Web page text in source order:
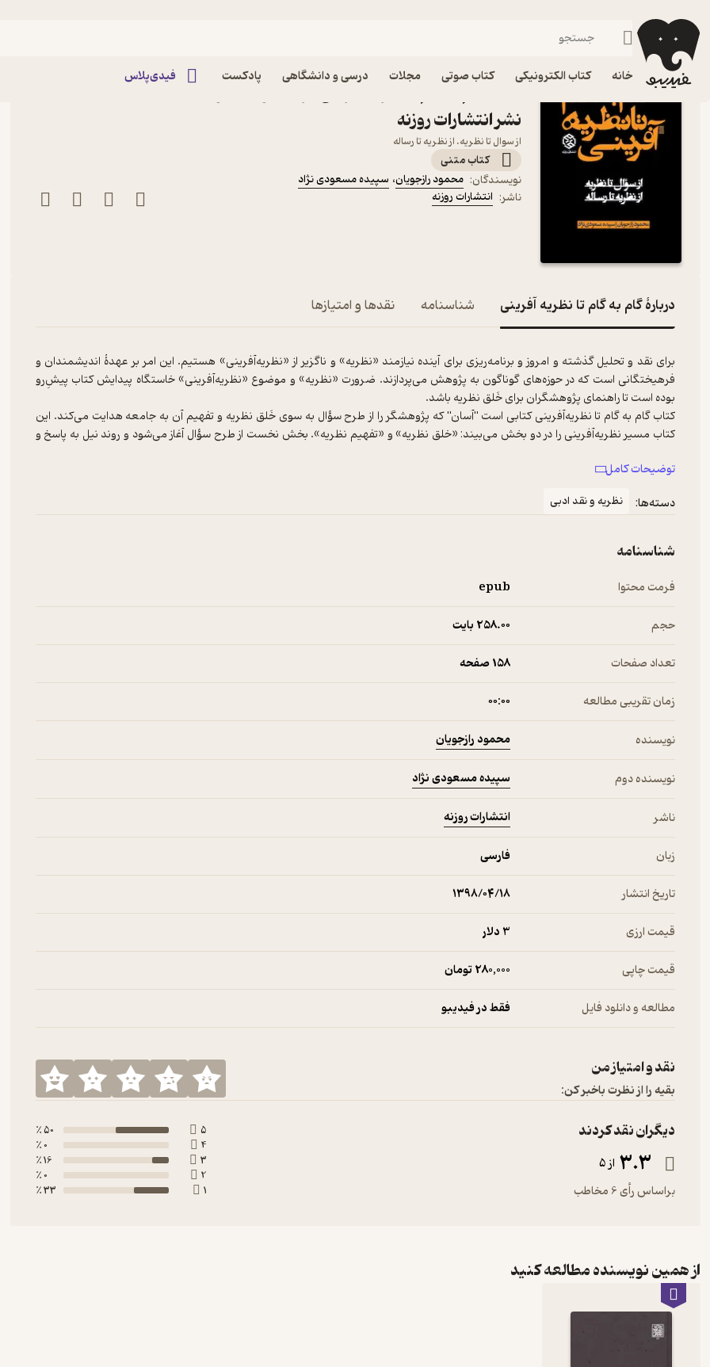
خانه کتاب الکترونیکی کتاب صوتی مجلات درسی و دانشگاهی پادکست فیدی‌پلاس
فیدیبو کتاب الکترونیکی
نشر انتشارات روزنه
از سوال تا نظریه. از نظریه تا رساله
کتاب متنی
نویسندگان: محمود رازجویان، سپیده مسعودی نژاد
ناشر: انتشارات روزنه
دربارۀ گام به گام تا نظریه آفرینی شناسنامه نقدها و امتیازها
برای نقد و تحلیل گذشته و امروز و برنامه‌ریزی برای آینده نیازمند «نظریه» و ناگزیر از «نظریه‌آفرینی» هستیم. این امر بر عهدۀ اندیشمندان و
فرهیختگانی است که در حوزه‌های گوناگون به پژوهش می‌پردازند. ضرورت «نظریه» و موضوع «نظریه‌آفرینی» خاستگاه پیدایش کتاب پیشِ‌رو
کتاب گام به گام تا نظریه‌آفرینی کتابی است "آسان" که پژوهشگر را از طرح سؤال به سوی خَلق نظریه و تفهیم آن به جامعه هدایت می‌کند. این
کتاب مسیر نظریه‌آفرینی را در دو بخش می‌بیند: «خلق نظریه» و «تفهیم نظریه». بخش نخست از طرح سؤال آغاز می‌شود و روند نیل به پاسخ و
و در قالب یک «بیانیه» شکل می‌گیرند. بخش دوم از مسیر معطوف به تفهیم یافته‌ها به جامعۀ مخاطب است، یعنی نگارش یافته‌ها و نظریۀ
بر این اساس، کتاب حاضر شامل دو دفتر است. دفتر اول بخش نخستِ مسیر یعنی سِیر «از سؤال تا نظریه» و دفتر دوم بخش دومِ مسیر یعنی
توضیحات کامل
دسته‌ها:
نظریه و نقد ادبی
شناسنامه
فرمت محتوا epub
حجم 258.۰۰ بایت
تعداد صفحات 158 صفحه
زمان تقریبی مطالعه ۰۰:۰۰
نویسنده محمود رازجویان
نویسنده دوم سپیده مسعودی نژاد
ناشر انتشارات روزنه
زبان فارسی
تاریخ انتشار ۱۳۹۸/۰۴/۱۸
قیمت ارزی 3 دلار
قیمت چاپی 280,000 تومان
مطالعه و دانلود فایل فقط در فیدیبو
نقد و امتیاز من
بقیه را از نظرت باخبر کن:
دیگران نقد کردند
3.3 از 5
براساس رأی 6 مخاطب
5
50 ٪
4
0 ٪
3
16 ٪
2
0 ٪
1
33 ٪
از همین نویسنده مطالعه کنید